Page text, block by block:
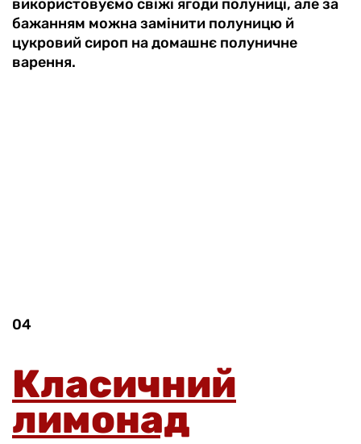
використовуємо свіжі ягоди полуниці, але за
бажанням можна замінити полуницю й
цукровий сироп на домашнє полуничне
варення.
04
Класичний
лимонад